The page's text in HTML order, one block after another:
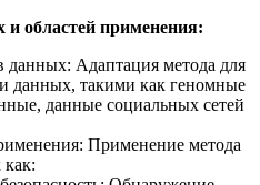
областей применения:
Адаптация метода для
данных, такими как геномные
данные социальных сетей
Применение метода
как: